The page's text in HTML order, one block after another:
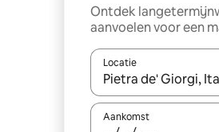
Ontdek
aanvoelen voor een
Locatie
Wanneer er
Aankomst